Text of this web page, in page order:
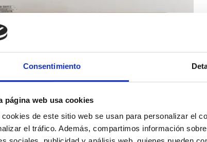
Consentimiento
página web usa cookies
cookies de este sitio web se usan para personalizar el
el tráfico. Además, compartimos información